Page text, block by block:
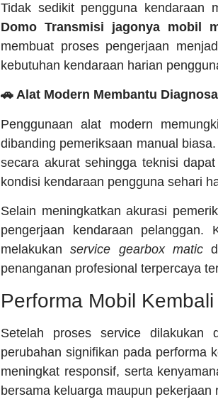
Tidak sedikit pengguna kendaraan
Domo Transmisi
jagonya mobil
membuat proses pengerjaan
kebutuhan kendaraan harian
🚗 Alat Modern Membantu
Penggunaan alat modern
dibanding pemeriksaan manual
secara akurat sehingga teknisi
kondisi kendaraan pengguna sehari
Selain meningkatkan akurasi
pengerjaan kendaraan
melakukanservice gearbox maticdi
penanganan profesional terpercaya
Performa Mobil
Setelah proses service dilakukan
perubahan signifikan pada performa
meningkat responsif, serta
bersama keluarga maupun pekerjaan